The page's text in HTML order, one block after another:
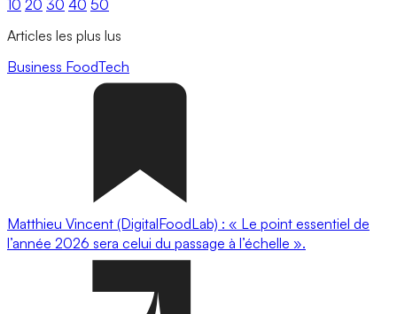
10 20 30 40 50
Articles les plus lus
Business FoodTech
Matthieu Vincent (DigitalFoodLab) : « Le point essentiel de
l’année 2026 sera celui du passage à l’échelle ».